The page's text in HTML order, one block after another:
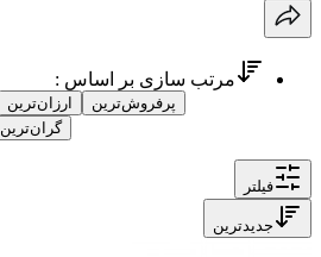
مرتب سازی بر اساس :
ارزان‌ترین
پرفروش‌ترین
گران‌ترین
فیلتر
جدیدترین